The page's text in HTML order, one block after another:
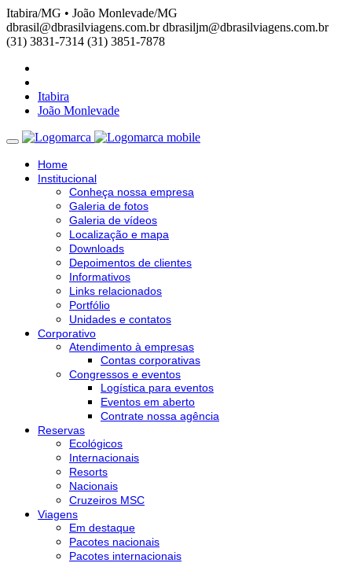
Itabira/MG • João Monlevade/MG
dbrasil@dbrasilviagens.com.br dbrasiljm@dbrasilviagens.com.br
(31) 3831-7314 (31) 3851-7878
Itabira
João Monlevade
Home
Institucional
Conheça nossa empresa
Galeria de fotos
Galeria de vídeos
Localização e mapa
Downloads
Depoimentos de clientes
Informativos
Links relacionados
Portfólio
Unidades e contatos
Corporativo
Atendimento à empresas
Contas corporativas
Congressos e eventos
Logística para eventos
Eventos em aberto
Contrate nossa agência
Reservas
Ecológicos
Internacionais
Resorts
Nacionais
Cruzeiros MSC
Viagens
Em destaque
Pacotes nacionais
Pacotes internacionais